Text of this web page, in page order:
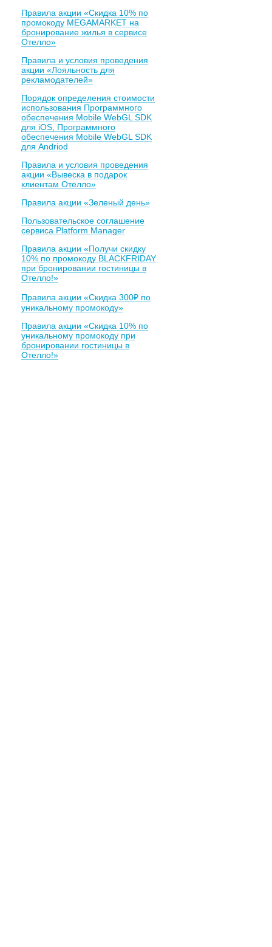
Правила акции «Скидка 10% по
промокоду MEGAMARKET на
бронирование жилья в сервисе
Отелло»
Правила и условия проведения
акции «Лояльность для
рекламодателей»
Порядок определения стоимости
использования Программного
обеспечения Mobile WebGL SDK
для iOS, Программного
обеспечения Mobile WebGL SDK
для Andriod
Правила и условия проведения
акции «Вывеска в подарок
клиентам Отелло»
Правила акции «Зеленый день»
Пользовательское соглашение
сервиса Platform Manager
Правила акции «Получи скидку
10% по промокоду BLACKFRIDAY
при бронировании гостиницы в
Отелло!»
Правила акции «Скидка 300₽ по
уникальному промокоду»
Правила акции «Скидка 10% по
уникальному промокоду при
бронировании гостиницы в
Отелло!»